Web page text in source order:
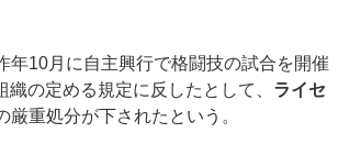
年10月に自主興行で格闘技の試合を開催
織の定める規定に反したとして、 ライセ
厳重処分が下されたという。